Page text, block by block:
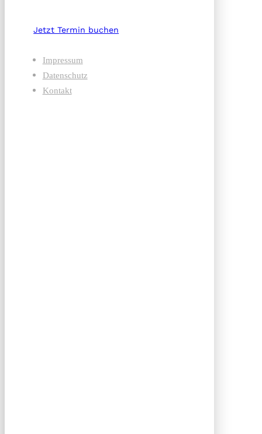
Jetzt Termin buchen
Impressum
Datenschutz
Kontakt